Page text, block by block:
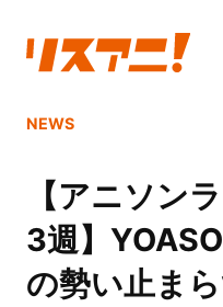
NEWS
【アニソン
3週】
の勢い止ま